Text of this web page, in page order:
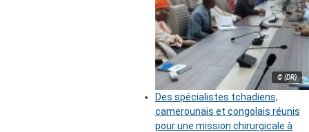
© (DR)
Des spécialistes tchadiens,
camerounais et congolais réunis
pour une mission chirurgicale à